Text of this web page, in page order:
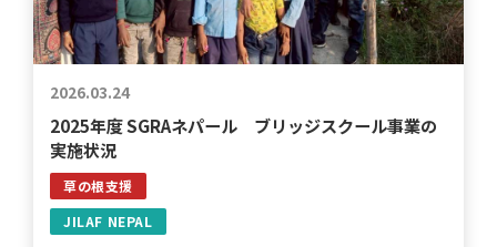
2026.03.24
2025年度 SGRAネパール ブリッジスクール事業の
実施状況
草の根支援
JILAF NEPAL